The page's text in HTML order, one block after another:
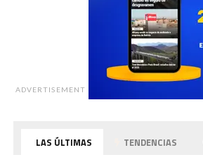
ADVERTISEMENT
LAS ÚLTIMAS TENDENCIAS